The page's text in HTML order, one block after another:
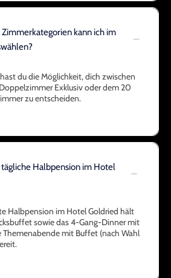
kann ich im
du die Möglichkeit, dich zwischen
Exklusiv oder dem 20
zu entscheiden.
Halbpension im Hotel
Halbpension im Hotel Goldried hält
sowie das 4-Gang-Dinner mit
mit Buffet (nach Wahl